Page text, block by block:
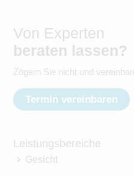
Von Experten
beraten lassen?
Zögern Sie nicht und
Termin vereinbaren
Leistungsbereiche
Gesicht